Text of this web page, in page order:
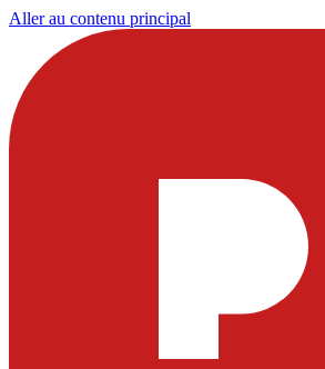
Aller au contenu principal